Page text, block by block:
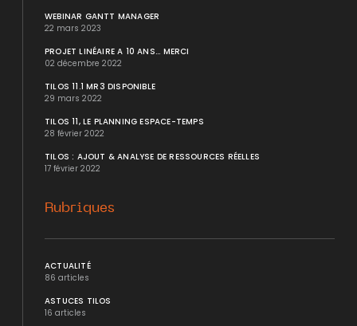
WEBINAR GANTT MANAGER
22 mars 2023
PROJET LINÉAIRE A 10 ANS... MERCI
02 décembre 2022
TILOS 11.1 MR3 DISPONIBLE
29 mars 2022
TILOS 11, LE PLANNING ESPACE-TEMPS
28 février 2022
TILOS : AJOUT & ANALYSE DE RESSOURCES RÉELLES
17 février 2022
Rubriques
ACTUALITÉ
86 articles
ASTUCES TILOS
16 articles